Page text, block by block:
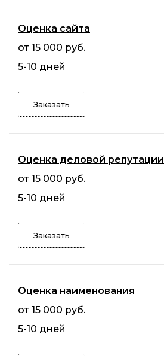
Оценка сайта
от 15 000 руб.
5-10 дней
Заказать
Оценка деловой репутации
от 15 000 руб.
5-10 дней
Заказать
Оценка наименования
от 15 000 руб.
5-10 дней